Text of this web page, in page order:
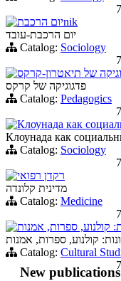
יום הרכבתnik
יום הרכבת-עובד
Catalog: Sociology
של תיאטרון-קרקס
פדגוגיקה של קרקס
Catalog: Pedagogics
Клоунада как
Клоунада как
Catalog: Sociology
רקדן רפואי
מדינית קלונדה
Catalog: Medicine
קולנוע, ספרות, אמנות
קולנוע, ספרות, אמנות
Catalog: Cultural
New